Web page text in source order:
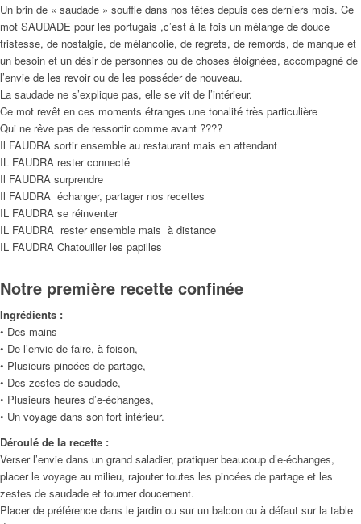
Un brin de « saudade » souffle dans nos têtes depuis ces derniers mois. Ce
mot SAUDADE pour les portugais ,c’est à la fois un mélange de douce
tristesse, de nostalgie, de mélancolie, de regrets, de remords, de manque et
un besoin et un désir de personnes ou de choses éloignées, accompagné de
l’envie de les revoir ou de les posséder de nouveau.
La saudade ne s’explique pas, elle se vit de l’intérieur.
Ce mot revêt en ces moments étranges une tonalité très particulière
Qui ne rêve pas de ressortir comme avant ????
Il FAUDRA sortir ensemble au restaurant mais en attendant
IL FAUDRA rester connecté
Il FAUDRA surprendre
Il FAUDRA échanger, partager nos recettes
IL FAUDRA se réinventer
IL FAUDRA rester ensemble mais à distance
IL FAUDRA Chatouiller les papilles
Notre première recette confinée
Ingrédients :
• Des mains
• De l’envie de faire, à foison,
• Plusieurs pincées de partage,
• Des zestes de saudade,
• Plusieurs heures d’e-échanges,
• Un voyage dans son fort intérieur.
Déroulé de la recette :
Verser l’envie dans un grand saladier, pratiquer beaucoup d’e-échanges,
placer le voyage au milieu, rajouter toutes les pincées de partage et les
zestes de saudade et tourner doucement.
Placer de préférence dans le jardin ou sur un balcon ou à défaut sur la table